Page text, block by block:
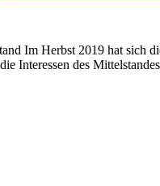
Im Herbst 2019 hat
Interessen des